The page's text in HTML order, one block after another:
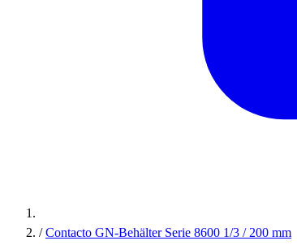
/ Contacto GN-Behälter Serie 8600 1/3 / 200 mm